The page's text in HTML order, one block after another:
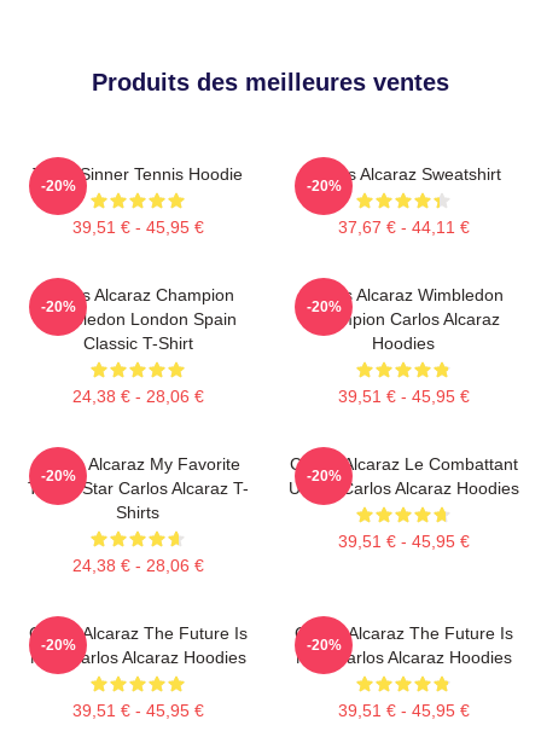
Produits des meilleures ventes
Team Sinner Tennis Hoodie
39,51 € - 45,95 €
-20%
Carlos Alcaraz Sweatshirt
37,67 € - 44,11 €
-20%
Carlos Alcaraz Champion
Wimbledon London Spain
Classic T-Shirt
24,38 € - 28,06 €
-20%
Carlos Alcaraz Wimbledon
Champion Carlos Alcaraz
Hoodies
39,51 € - 45,95 €
-20%
Carlos Alcaraz My Favorite
Tennis Star Carlos Alcaraz T-
Shirts
24,38 € - 28,06 €
-20%
Carlos Alcaraz Le Combattant
Ultime Carlos Alcaraz Hoodies
39,51 € - 45,95 €
-20%
Carlos Alcaraz The Future Is
Now Carlos Alcaraz Hoodies
39,51 € - 45,95 €
-20%
Carlos Alcaraz The Future Is
Now Carlos Alcaraz Hoodies
39,51 € - 45,95 €
-20%